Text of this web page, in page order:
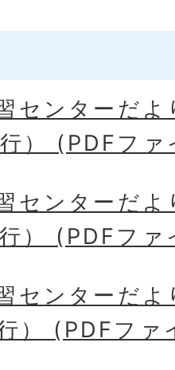
センターだ
） (PDFフ
センターだ
） (PDFフ
センターだ
） (PDFフ